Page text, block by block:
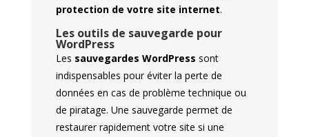
protection de votre site internet.
Les outils de sauvegarde pour
WordPress
Les sauvegardes WordPress sont
indispensables pour éviter la perte de
données en cas de problème technique ou
de piratage. Une sauvegarde permet de
restaurer rapidement votre site si une